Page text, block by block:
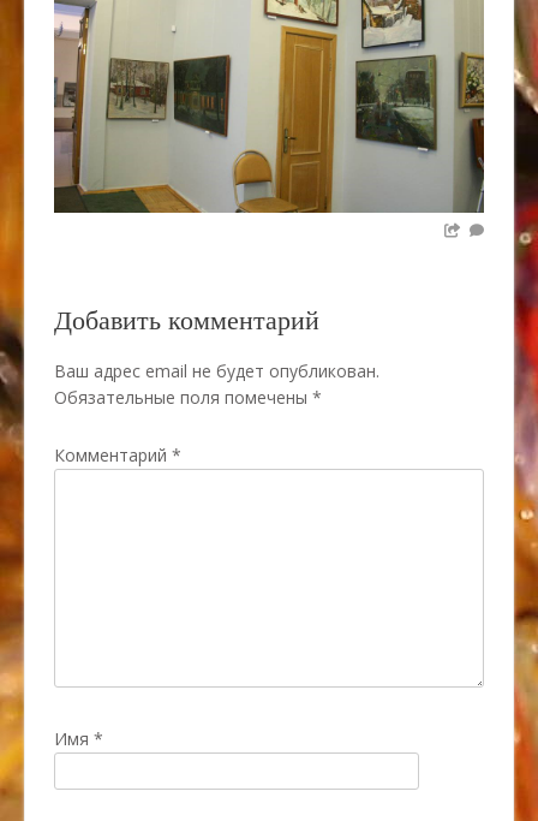
Добавить комментарий
Ваш адрес email не будет опубликован.
Обязательные поля помечены *
Комментарий *
Имя *